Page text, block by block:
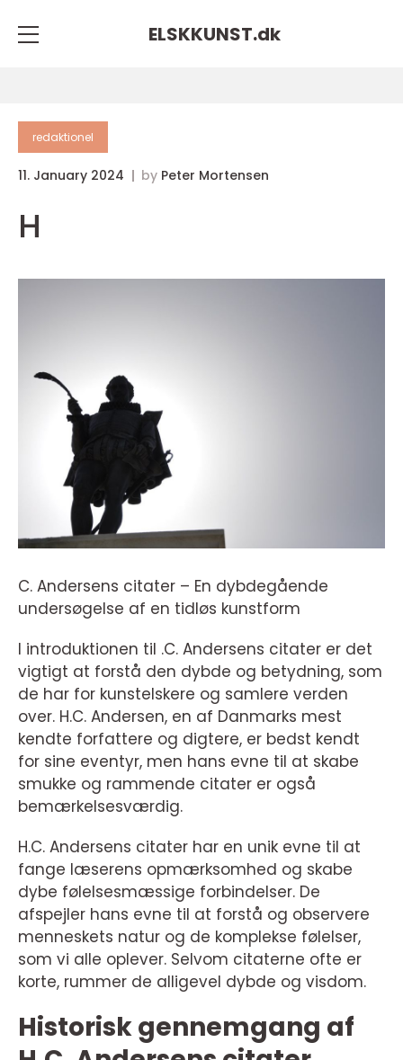
ELSKKUNST.dk
redaktionel
11. January 2024 by Peter Mortensen
H
C. Andersens citater – En dybdegående
undersøgelse af en tidløs kunstform
I introduktionen til .C. Andersens citater er det
vigtigt at forstå den dybde og betydning, som
de har for kunstelskere og samlere verden
over. H.C. Andersen, en af Danmarks mest
kendte forfattere og digtere, er bedst kendt
for sine eventyr, men hans evne til at skabe
smukke og rammende citater er også
bemærkelsesværdig.
H.C. Andersens citater har en unik evne til at
fange læserens opmærksomhed og skabe
dybe følelsesmæssige forbindelser. De
afspejler hans evne til at forstå og observere
menneskets natur og de komplekse følelser,
som vi alle oplever. Selvom citaterne ofte er
korte, rummer de alligevel dybde og visdom.
Historisk gennemgang af